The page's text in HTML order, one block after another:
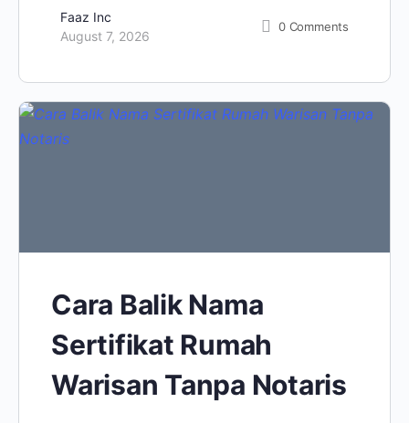
Faaz Inc
August 7, 2026
0 Comments
Cara Balik Nama
Sertifikat Rumah
Warisan Tanpa Notaris